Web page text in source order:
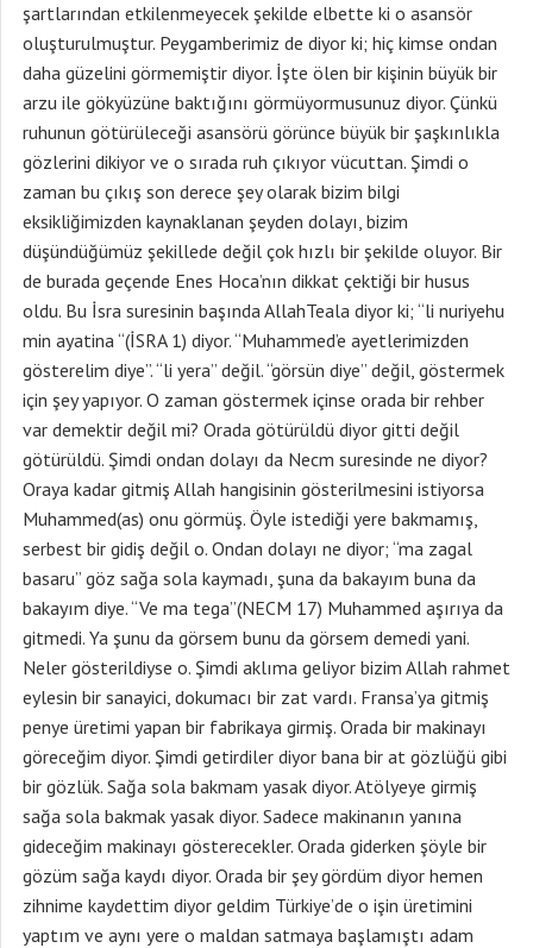
şartlarından etkilenmeyecek şekilde elbette ki o asansör
oluşturulmuştur. Peygamberimiz de diyor ki; hiç kimse ondan
daha güzelini görmemiştir diyor. İşte ölen bir kişinin büyük bir
arzu ile gökyüzüne baktığını görmüyormusunuz diyor. Çünkü
ruhunun götürüleceği asansörü görünce büyük bir şaşkınlıkla
gözlerini dikiyor ve o sırada ruh çıkıyor vücuttan. Şimdi o
zaman bu çıkış son derece şey olarak bizim bilgi
eksikliğimizden kaynaklanan şeyden dolayı, bizim
düşündüğümüz şekillede değil çok hızlı bir şekilde oluyor. Bir
de burada geçende Enes Hoca’nın dikkat çektiği bir husus
oldu. Bu İsra suresinin başında AllahTeala diyor ki; “li nuriyehu
min ayatina “(İSRA 1) diyor. “Muhammed’e ayetlerimizden
gösterelim diye”. “li yera” değil. “görsün diye” değil, göstermek
için şey yapıyor. O zaman göstermek içinse orada bir rehber
var demektir değil mi? Orada götürüldü diyor gitti değil
götürüldü. Şimdi ondan dolayı da Necm suresinde ne diyor?
Oraya kadar gitmiş Allah hangisinin gösterilmesini istiyorsa
Muhammed(as) onu görmüş. Öyle istediği yere bakmamış,
serbest bir gidiş değil o. Ondan dolayı ne diyor; “ma zagal
basaru” göz sağa sola kaymadı, şuna da bakayım buna da
bakayım diye. “Ve ma tega”(NECM 17) Muhammed aşırıya da
gitmedi. Ya şunu da görsem bunu da görsem demedi yani.
Neler gösterildiyse o. Şimdi aklıma geliyor bizim Allah rahmet
eylesin bir sanayici, dokumacı bir zat vardı. Fransa’ya gitmiş
penye üretimi yapan bir fabrikaya girmiş. Orada bir makinayı
göreceğim diyor. Şimdi getirdiler diyor bana bir at gözlüğü gibi
bir gözlük. Sağa sola bakmam yasak diyor. Atölyeye girmiş
sağa sola bakmak yasak diyor. Sadece makinanın yanına
gideceğim makinayı gösterecekler. Orada giderken şöyle bir
gözüm sağa kaydı diyor. Orada bir şey gördüm diyor hemen
zihnime kaydettim diyor geldim Türkiye’de o işin üretimini
yaptım ve aynı yere o maldan satmaya başlamıştı adam